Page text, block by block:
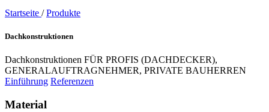
Startseite /Produkte
Dachkonstruktionen
Dachkonstruktionen FÜR PROFIS (DACHDECKER),
GENERALAUFTRAGNEHMER, PRIVATE BAUHERREN
Einführung Referenzen
Material